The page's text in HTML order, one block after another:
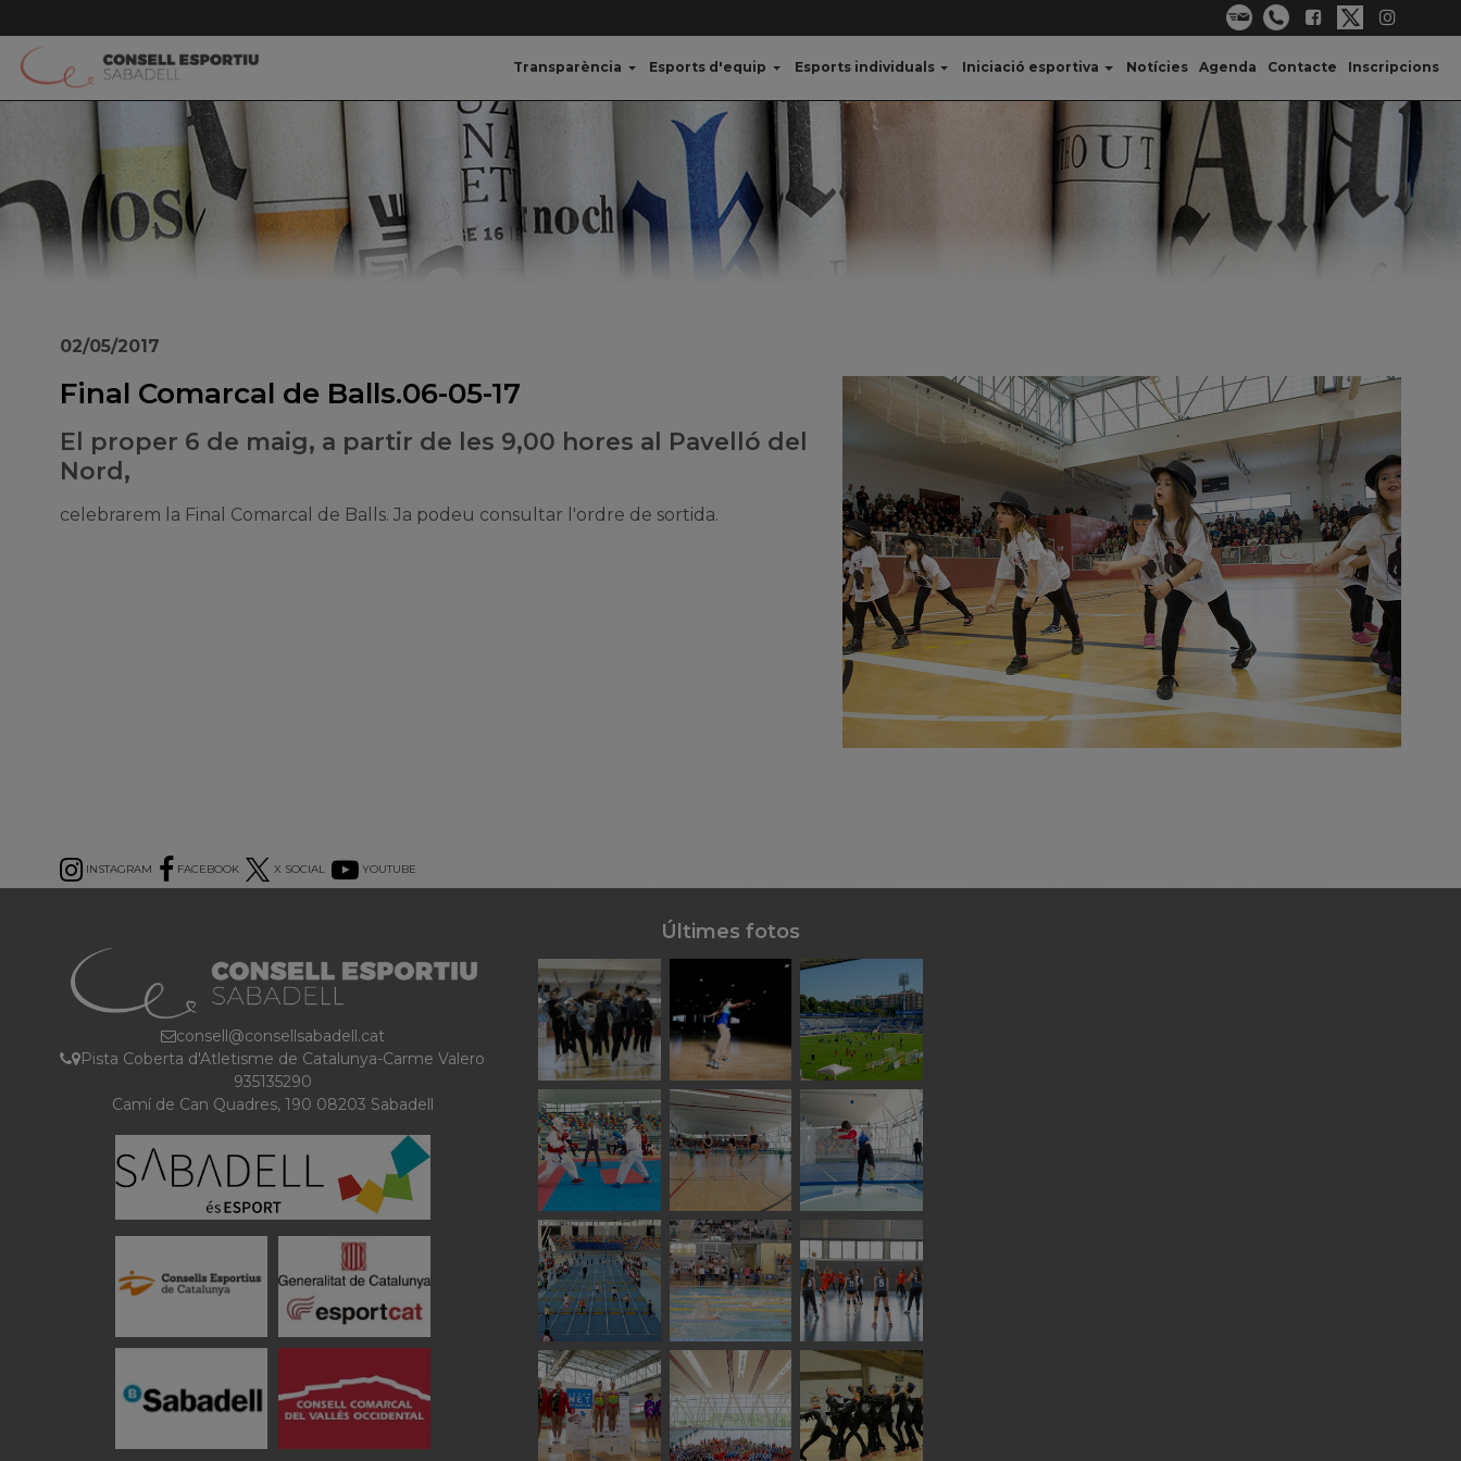
Transparència Esports d'equip Esports individuals Iniciació esportiva Notícies Agenda Contacte Inscripcions
Final Comarcal de Balls.06-05-17
El proper 6 de maig, a partir de les 9,00 hores al Pavelló del
Nord,
02/05/2017
celebrarem la Final Comarcal de Balls. Ja podeu consultar l'ordre de sortida.
INSTAGRAM FACEBOOK X SOCIAL YOUTUBE
consell@consellsabadell.cat
Pista Coberta d'Atletisme de Catalunya-Carme Valero
935135290
Camí de Can Quadres, 190 08203 Sabadell
Últimes fotos